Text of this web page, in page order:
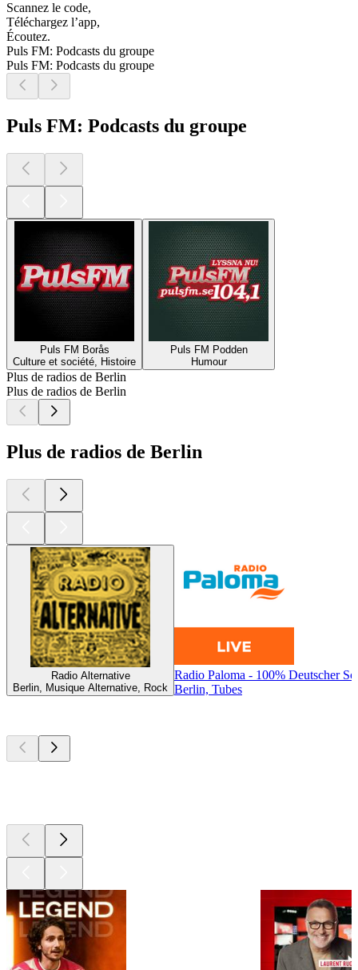
Scannez le code,
Téléchargez l’app,
Écoutez.
Puls FM: Podcasts du groupe
Puls FM: Podcasts du groupe
Puls FM: Podcasts du groupe
Puls FM Borås
Culture et société, Histoire
Puls FM Podden
Humour
Plus de radios de Berlin
Plus de radios de Berlin
Plus de radios de Berlin
Radio Alternative
Berlin, Musique Alternative, Rock
Radio Paloma - 100% Deutscher
Berlin, Tubes